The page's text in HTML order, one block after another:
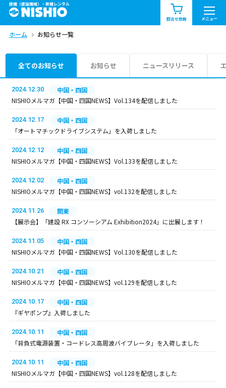
建機（建設機械）・重機レンタル
問合せ依頼 メニュー
商品一覧 お知らせ一覧
問合せ依頼リスト
エリア情報を見る
ホーム お知らせ一覧
全てのお知らせ お知らせ ニュースリリース
2024.12.30
中国・四国
NISHIOメルマガ【中国・四国NEWS】Vol.134を配信しました
2024.12.17
中国・四国
「オートマチックドライブシステム」を入荷しました
2024.12.12
中国・四国
NISHIOメルマガ【中国・四国NEWS】Vol.133を配信しました
2024.12.02
中国・四国
NISHIOメルマガ【中国・四国NEWS】vol.132を配信しました
2024.11.26
関東
【展示会】「建設 RX コンソーシアム Exhibition2024」に出展します！
2024.11.05
中国・四国
NISHIOメルマガ【中国・四国NEWS】Vol.130を配信しました
2024.10.21
中国・四国
NISHIOメルマガ【中国・四国NEWS】vol.129を配信しました
2024.10.17
中国・四国
『ギヤポンプ』入荷しました
2024.10.11
中国・四国
「背負式電源装置・コードレス高周波バイブレータ」を入荷しました
2024.10.11
中国・四国
NISHIOメルマガ【中国・四国NEWS】vol.128を配信しました